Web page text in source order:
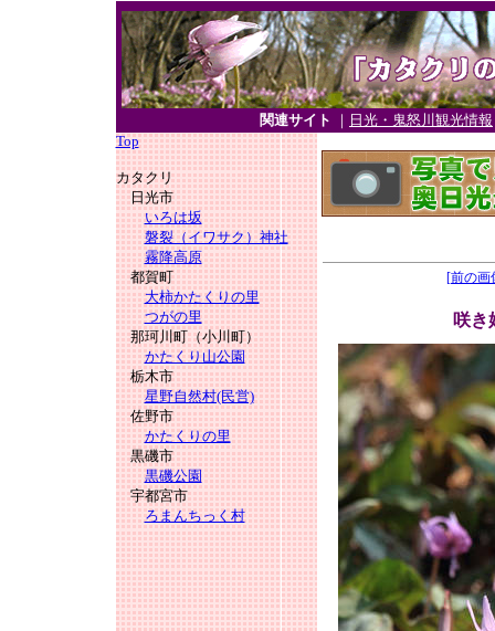
関連サイト ｜ 日光・鬼怒川観光情報
Top
カタクリ
日光市
いろは坂
磐裂（イワサク）神社
霧降高原
都賀町
大柿かたくりの里
つがの里
那珂川町（小川町）
かたくり山公園
栃木市
星野自然村(民営)
佐野市
かたくりの里
黒磯市
黒磯公園
宇都宮市
ろまんちっく村
[前の画
咲き